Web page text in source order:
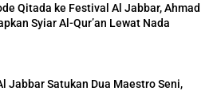
Qitada ke Festival Al Jabbar, Ahmad
Syiar Al-Qur’an Lewat Nada
Jabbar Satukan Dua Maestro Seni,